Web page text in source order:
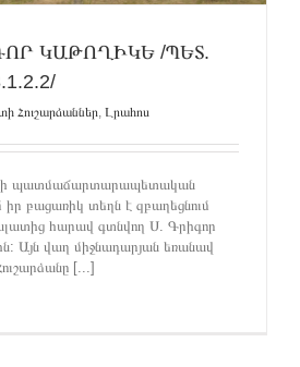
ԿԱԹՈՂԻԿԵ /ՊԵՏ.
Հուշարձաններ, Լրահոս
պատմաճարտարապետական
իր բացառիկ տեղն է զբաղեցնում
հարավ գտնվող Ս. Գրիգոր
Այն վաղ միջնադարյան եռանավ
[...]